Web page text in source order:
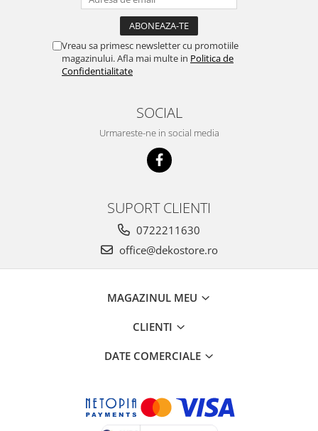
Vreau sa primesc newsletter cu promotiile
magazinului. Afla mai multe in Politica de
Confidentialitate
SOCIAL
Urmareste-ne in social media
SUPORT CLIENTI
0722211630
office@dekostore.ro
MAGAZINUL MEU
CLIENTI
DATE COMERCIALE